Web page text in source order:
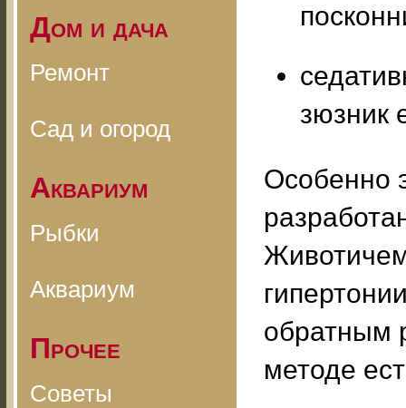
Дом и дача
Ремонт
Сад и огород
Аквариум
Рыбки
Аквариум
Прочее
Советы
зюзник
Особенно
обратным
методе